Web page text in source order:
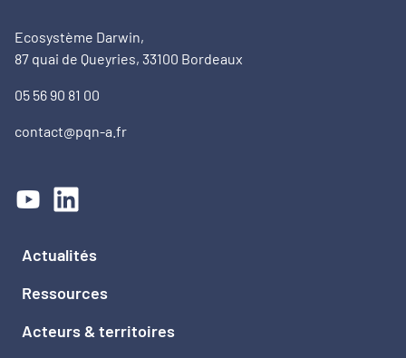
Ecosystème Darwin,
87 quai de Queyries, 33100 Bordeaux
05 56 90 81 00
contact@pqn-a.fr
Actualités
Ressources
Acteurs & territoires